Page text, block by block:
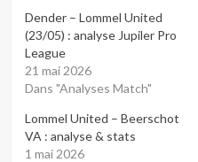
Dender – Lommel United
(23/05) : analyse Jupiler Pro
League
21 mai 2026
Dans "Analyses Match"
Lommel United – Beerschot
VA : analyse & stats
1 mai 2026